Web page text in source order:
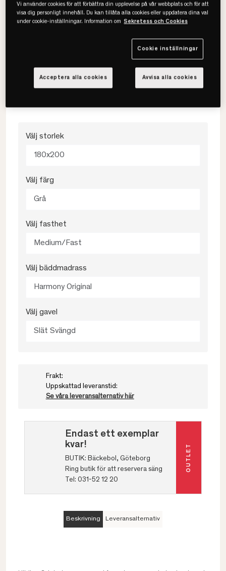
Hilding Anders
OUTLET Original Ramsäng Med
Avtagbar och tvättbar klädsel för enkel skötsel
Välj storlek
180x200
Välj färg
Grå
Välj fasthet
Medium/Fast
Välj bäddmadrass
Harmony Original
Välj gavel
Slät Svängd
Frakt:
Uppskattad leveranstid:
Se våra leveransalternativ här
Endast ett exemplar
kvar!
BUTIK: Bäckebol, Göteborg
Ring butik för att reservera säng
Tel: 031-52 12 20
OUTLET
Beskrivning Leveransalternativ
Vi använder cookies för att förbättra din upplevelse på vår webbplats och för att
visa dig personligt innehåll. Du kan tillåta alla cookies eller uppdatera dina val
under cookie-inställningar. Information om Sekretess och Cookies
Cookie inställningar
Avvisa alla cookies
Acceptera alla cookies